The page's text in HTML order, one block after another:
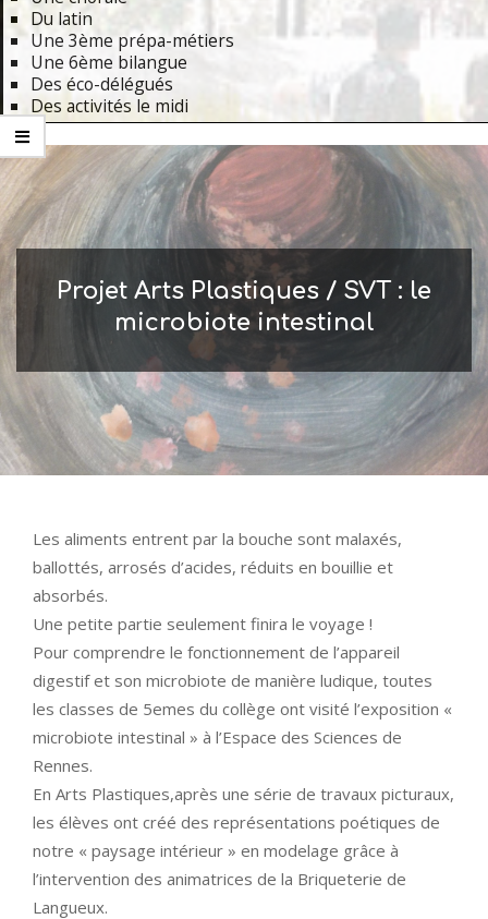
Du latin
Une 3ème prépa-métiers
Une 6ème bilangue
Des éco-délégués
Des activités le midi
Primary
Navigation
Menu
Projet Arts Plastiques / SVT : le
microbiote intestinal
Les aliments entrent par la bouche sont malaxés,
ballottés, arrosés d’acides, réduits en bouillie et
absorbés.
Une petite partie seulement finira le voyage !
Pour comprendre le fonctionnement de l’appareil
digestif et son microbiote de manière ludique, toutes
les classes de 5emes du collège ont visité l’exposition «
microbiote intestinal » à l’Espace des Sciences de
Rennes.
En Arts Plastiques,après une série de travaux picturaux,
les élèves ont créé des représentations poétiques de
notre « paysage intérieur » en modelage grâce à
l’intervention des animatrices de la Briqueterie de
Langueux.